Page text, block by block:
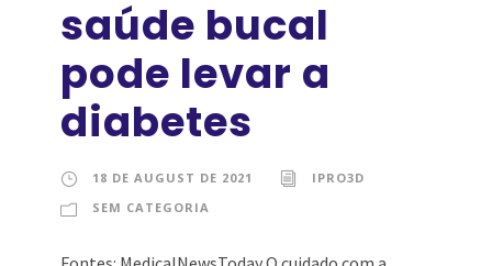
saúde bucal
pode levar a
diabetes
18 DE AUGUST DE 2021
IPRO3D
SEM CATEGORIA